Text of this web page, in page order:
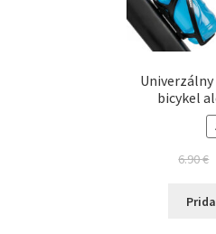
Univerzálny
bicykel
6.90€